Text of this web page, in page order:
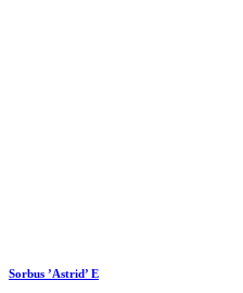
Sorbus ’Astrid’ E